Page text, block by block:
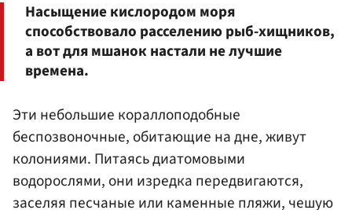
Насыщение кислородом моря
способствовало расселению рыб-хищников,
а вот для мшанок настали не лучшие
времена.
Эти небольшие кораллоподобные
беспозвоночные, обитающие на дне, живут
колониями. Питаясь диатомовыми
водорослями, они изредка передвигаются,
заселяя песчаные или каменные пляжи, чешую